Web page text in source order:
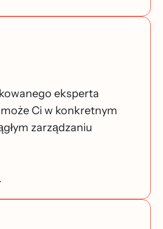
eksperta
Ci w konkretnym
zarządzaniu